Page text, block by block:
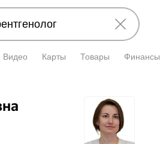
Видео Карты Товары Финансы